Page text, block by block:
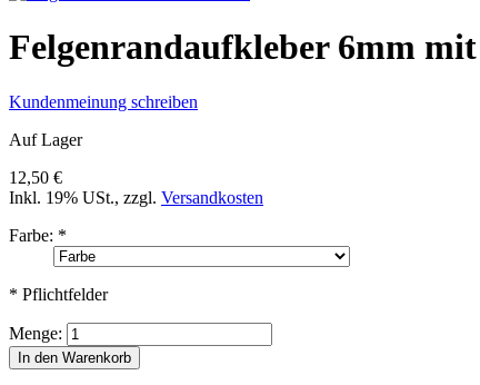
Felgenrandaufkleber 6mm
Kundenmeinung schreiben
Auf Lager
12,50 €
Inkl. 19% USt., zzgl. Versandkosten
Farbe: *
* Pflichtfelder
Menge:
In den Warenkorb